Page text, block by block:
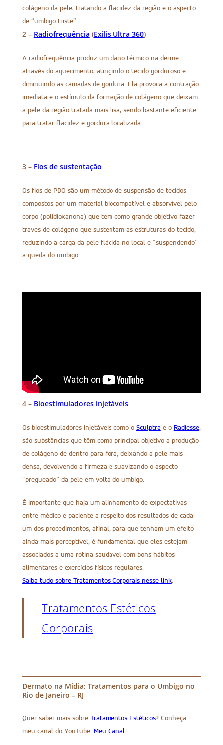
colágeno da pele, tratando a flacidez da região e o aspecto
de “umbigo triste”.
2 – Radiofrequência (Exilis Ultra 360)
A radiofrequência produz um dano térmico na derme
através do aquecimento, atingindo o tecido gorduroso e
diminuindo as camadas de gordura. Ela provoca a contração
imediata e o estímulo da formação de colágeno que deixam
a pele da região tratada mais lisa, sendo bastante eficiente
para tratar flacidez e gordura localizada.
3 – Fios de sustentação
Os fios de PDO são um método de suspensão de tecidos
compostos por um material biocompatível e absorvível pelo
corpo (polidioxanona) que tem como grande objetivo fazer
traves de colágeno que sustentam as estruturas do tecido,
reduzindo a carga da pele flácida no local e “suspendendo”
a queda do umbigo.
4 – Bioestimuladores injetáveis
Os bioestimuladores injetáveis como o Sculptra e o Radiesse,
são substâncias que têm como principal objetivo a produção
de colágeno de dentro para fora, deixando a pele mais
densa, devolvendo a firmeza e suavizando o aspecto
“pregueado” da pele em volta do umbigo.
É importante que haja um alinhamento de expectativas
entre médico e paciente a respeito dos resultados de cada
um dos procedimentos, afinal, para que tenham um efeito
ainda mais perceptível, é fundamental que eles estejam
associados a uma rotina saudável com bons hábitos
alimentares e exercícios físicos regulares.
Saiba tudo sobre Tratamentos Corporais nesse link.
Tratamentos Estéticos
Corporais
Dermato na Mídia: Tratamentos para o Umbigo no
Rio de Janeiro – RJ
Quer saber mais sobre Tratamentos Estéticos? Conheça
meu canal do YouTube: Meu Canal